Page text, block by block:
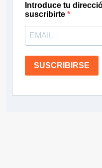
Introduce tu
suscribirte
SUSCRIBIRSE